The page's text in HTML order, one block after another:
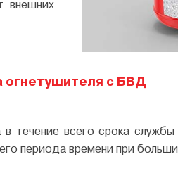
внешних
огнетушителя с БВД⠀
течение всего срока
периода времени при